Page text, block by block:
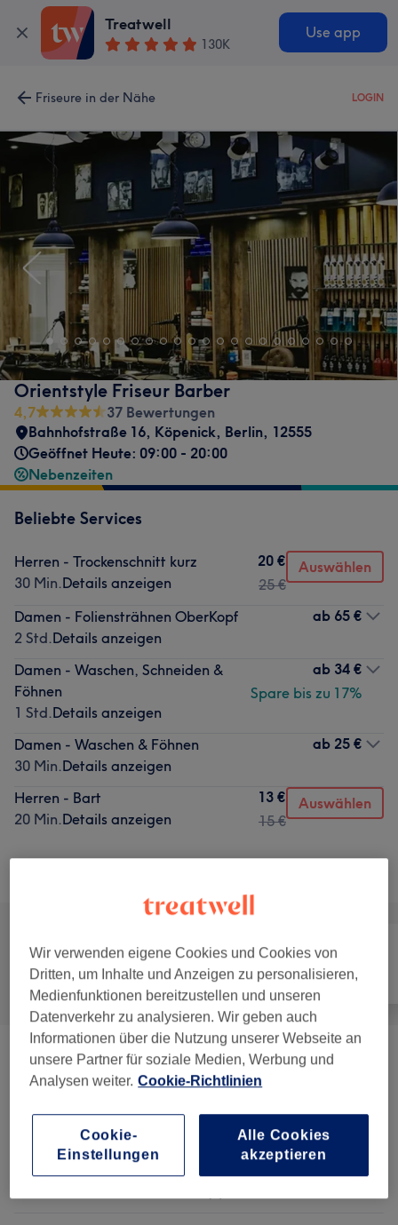
Treatwell
130K
Use app
Friseure in der Nähe LOGIN
Orientstyle Friseur Barber
4,7
37 Bewertungen
Bahnhofstraße 16, Köpenick, Berlin, 12555
Geöffnet Heute: 09:00 - 20:00
Nebenzeiten
Beliebte Services
Herren - Trockenschnitt kurz
30 Min.Details anzeigen
20 €
25 €
Auswählen
Damen - Foliensträhnen OberKopf
2 Std.Details anzeigen
ab 65 €
Damen - Waschen, Schneiden &
Föhnen
1 Std.Details anzeigen
ab 34 €
Spare bis zu 17%
Damen - Waschen & Föhnen
30 Min.Details anzeigen
ab 25 €
Herren - Bart
20 Min.Details anzeigen
13 €
15 €
Auswählen
Alle Friseur Gesicht
Herren - Haarschnitte & Stylings (5 ) ab 13 €
Damen - Haarschnitte & Stylings 2) ab 25 €
Wir verwenden eigene Cookies und Cookies von
Dritten, um Inhalte und Anzeigen zu personalisieren,
Medienfunktionen bereitzustellen und unseren
Datenverkehr zu analysieren. Wir geben auch
Informationen über die Nutzung unserer Webseite an
unsere Partner für soziale Medien, Werbung und
Analysen weiter. Cookie-Richtlinien
Cookie-
Einstellungen
Alle Cookies
akzeptieren